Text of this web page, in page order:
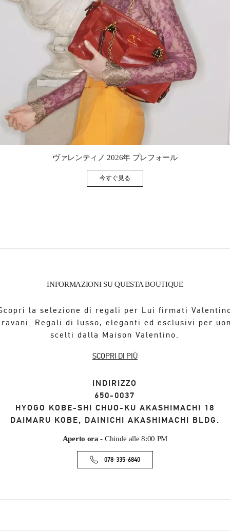
ヴァレンティノ 2026年 プレフォール
今すぐ見るLink Opens in New Tab
INFORMAZIONI SU QUESTA BOUTIQUE
la selezione di regali per Lui firmati
Regali di lusso, eleganti ed esclusivi per
scelti dalla Maison Valentino.
SCOPRI DI PIÙ
INDIRIZZO
650-0037
HYOGO KOBE-SHI CHUO-KU AKASHIMACHI 18
DAIMARU KOBE, DAINICHI AKASHIMACHI BLDG.
Aperto ora- Chiude alle 8:00 PM
078-335-6840